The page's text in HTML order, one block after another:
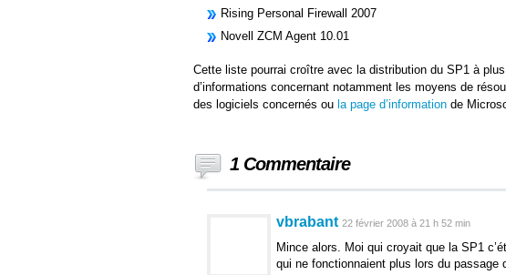
Rising Personal Firewall 2007
Novell ZCM Agent 10.01
Cette liste pourrai croître avec la distribution du SP1 à
d’informations concernant notamment les moyens de
des logiciels concernés ou la page d’information de
1 Commentaire
vbrabant 22 février 2008 à 21 h 52 min
Mince alors. Moi qui croyait que la SP1
qui ne fonctionnaient plus lors du